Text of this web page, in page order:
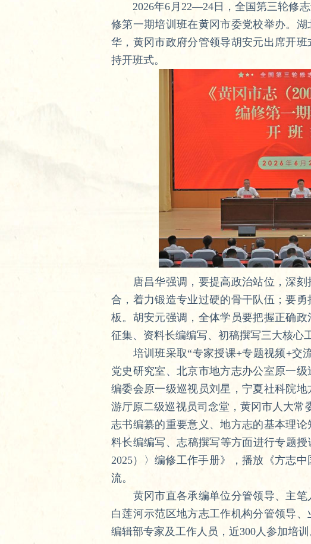
2026年6月22—24日，全国第三轮修志
修第一期培训班在黄冈市委党校举办。
华，黄冈市政府分管领导胡安元出席开
持开班式。
唐昌华强调，要提高政治站位，深刻
合，着力锻造专业过硬的骨干队伍；要
板。胡安元强调，全体学员要把握正确
征集、资料长编编写、初稿撰写三大核心
培训班采取“专家授课+专题视频+交
党史研究室、北京市地方志办公室原一
编委会原一级巡视员刘星，宁夏社科院
游厅原二级巡视员司念堂，黄冈市人大
志书编纂的重要意义、地方志的基本理
料长编编写、志稿撰写等方面进行专题
2025）〉编修工作手册》，播放《方志
流。
黄冈市直各承编单位分管领导、主笔
白莲河示范区地方志工作机构分管领导
编辑部专家及工作人员，近300人参加培训